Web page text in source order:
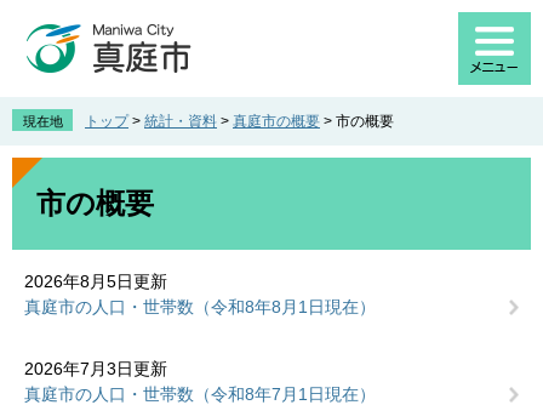
先
す
を
し
現在地 トップ > 統計・資料 > 真庭市の概要 > 市の概要
本
市の概要
2026年8月5日更新
真庭市の人口・世帯数（令和8年8月1日現在）
2026年7月3日更新
真庭市の人口・世帯数（令和8年7月1日現在）